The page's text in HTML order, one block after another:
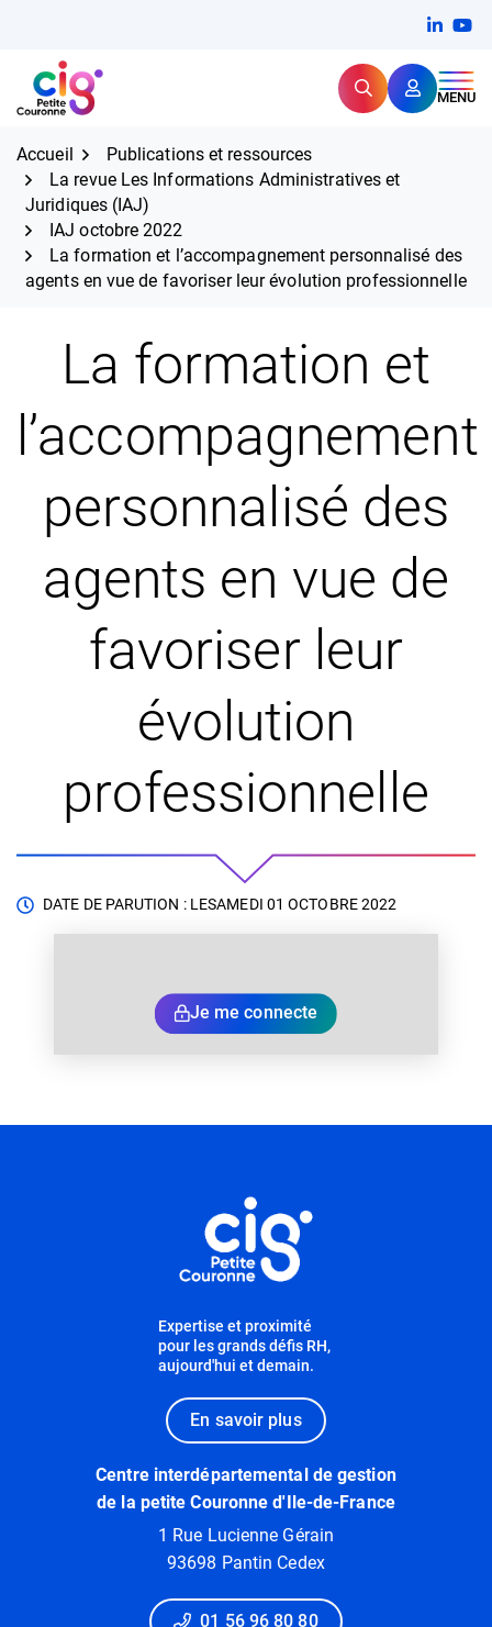
contenu
CIG Petite Couronne RechercherMENU
Expertise et proximité pour
Accueil
Publications et ressources
La revue Les Informations Administratives et
Juridiques (IAJ)
IAJ octobre 2022
La formation et l’accompagnement personnalisé des
agents en vue de favoriser leur évolution professionnelle
La formation et
l’accompagnement
personnalisé des
agents en vue de
favoriser leur
évolution
professionnelle
DATE DE PARUTION : LESAMEDI 01 OCTOBRE 2022
Je me connecte
Expertise et proximité
pour les grands défis RH,
aujourd'hui et demain.
En savoir plus
Centre interdépartemental de gestion
de la petite Couronne d'Ile-de-France
1 Rue Lucienne Gérain
93698 Pantin Cedex
01 56 96 80 80